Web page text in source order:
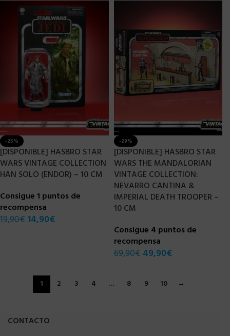
-25%
[DISPONIBLE] HASBRO STAR
WARS VINTAGE COLLECTION
HAN SOLO (ENDOR) – 10 CM
Consigue 1 puntos de
recompensa
19,90€ 14,90€
-29%
[DISPONIBLE] HASBRO STAR
WARS THE MANDALORIAN
VINTAGE COLLECTION:
NEVARRO CANTINA &
IMPERIAL DEATH TROOPER –
10 CM
Consigue 4 puntos de
recompensa
69,90€ 49,90€
1 2 3 4 … 8 9 10 →
CONTACTO